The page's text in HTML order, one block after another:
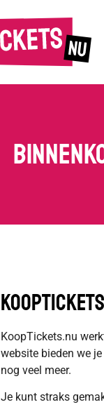
KoopTickets.nu
website bieden we
nog veel meer.
Je kunt straks